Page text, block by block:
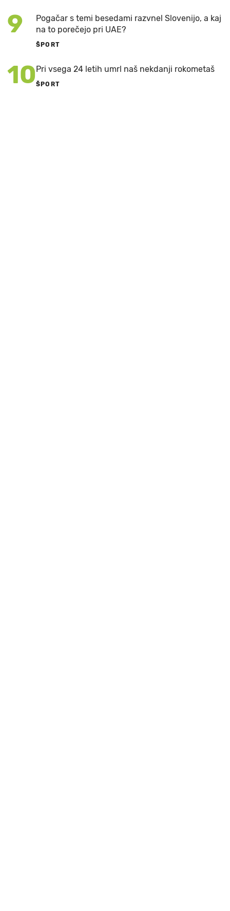
9
Pogačar s temi besedami razvnel Slovenijo, a kaj
na to porečejo pri UAE?
ŠPORT
10Pri vsega 24 letih umrl naš nekdanji rokometaš
ŠPORT